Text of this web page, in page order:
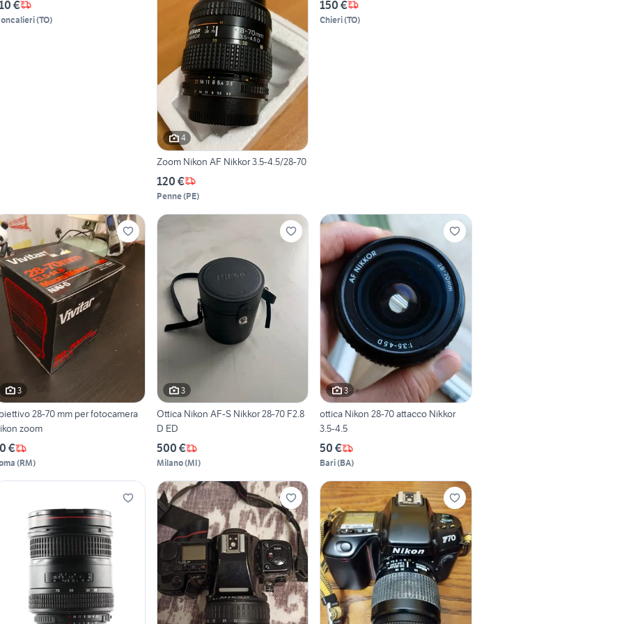
€
(TO)
4
Zoom Nikon AF Nikkor 3.5-4.5/28-70
120 €
Penne(PE)
150 €
Chieri(TO)
3
28-70 mm per fotocamera
zoom
€
(RM)
3
Ottica Nikon AF-S Nikkor 28-70 F2.8
D ED
500 €
Milano(MI)
3
ottica Nikon 28-70 attacco Nikkor
3.5-4.5
50 €
Bari(BA)